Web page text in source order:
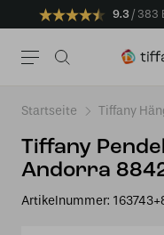
9.3 383
Startseite Tiffany
Tiffany
Andorra
Artikelnummer: